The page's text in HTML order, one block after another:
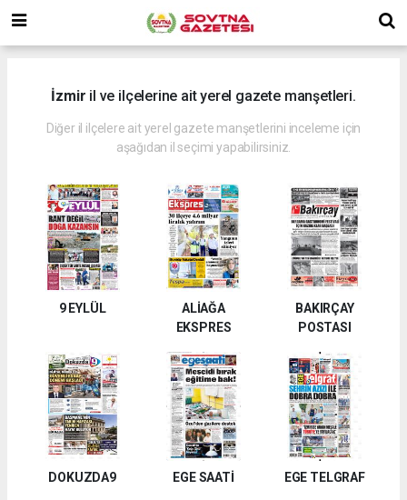
İzmir il ve ilçelerine ait yerel gazete manşetleri.
Diğer il ilçelere ait yerel gazete manşetlerini inceleme için
aşağıdan il seçimi yapabilirsiniz.
9 EYLÜL
ALİAĞA
EKSPRES
BAKIRÇAY
POSTASI
DOKUZDA9 EGE SAATİ EGE TELGRAF